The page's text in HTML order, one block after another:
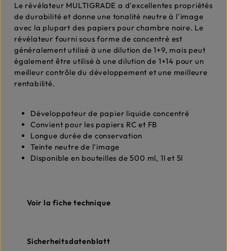
Le révélateur MULTIGRADE a d'excellentes propriétés
de durabilité et donne une tonalité neutre à l'image
avec la plupart des papiers pour chambre noire. Le
révélateur fourni sous forme de concentré est
généralement utilisé à une dilution de 1+9, mais peut
également être utilisé à une dilution de 1+14 pour un
meilleur contrôle du développement et une meilleure
rentabilité.
Développateur de papier liquide concentré
Convient pour les papiers RC et FB
Longue durée de conservation
Teinte neutre de l'image
Disponible en bouteilles de 500 ml, 1l et 5l
Voir la fiche technique
Sicherheitsdatenblatt